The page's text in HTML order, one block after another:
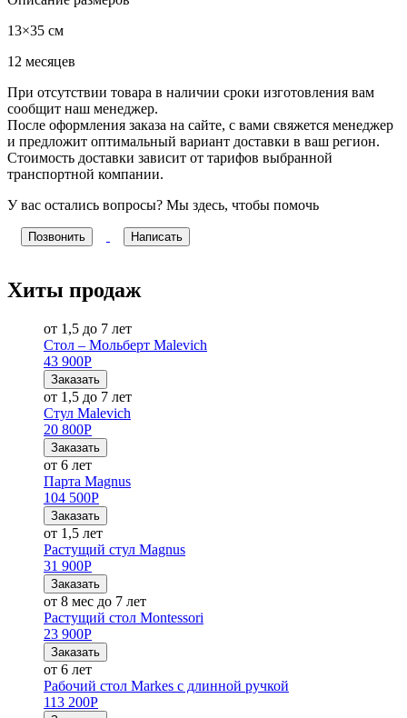
13×35 см
12 месяцев
При отсутствии товара в наличии сроки изготовления вам
сообщит наш менеджер.
После оформления заказа на сайте, с вами свяжется менеджер
и предложит оптимальный вариант доставки в ваш регион.
Стоимость доставки зависит от тарифов выбранной
транспортной компании.
У вас остались вопросы? Мы здесь, чтобы помочь
Позвонить Написать
Хиты продаж
от 1,5 до 7 лет
Стол – Мольберт Malevich
43 900Р
Заказать
от 1,5 до 7 лет
Стул Malevich
20 800Р
Заказать
от 6 лет
Парта Magnus
104 500Р
Заказать
от 1,5 лет
Растущий стул Magnus
31 900Р
Заказать
от 8 мес до 7 лет
Растущий стол Montessori
23 900Р
Заказать
от 6 лет
Рабочий стол Markes с длинной ручкой
113 200Р